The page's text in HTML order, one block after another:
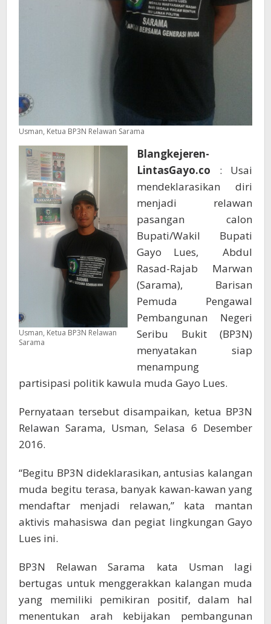
Usman, Ketua BP3N Relawan Sarama
Usman, Ketua BP3N Relawan
Sarama
Blangkejeren-
LintasGayo.co : Usai
mendeklarasikan diri
menjadi relawan
pasangan calon
Bupati/Wakil Bupati
Gayo Lues, Abdul
Rasad-Rajab Marwan
(Sarama), Barisan
Pemuda Pengawal
Pembangunan Negeri
Seribu Bukit (BP3N)
menyatakan siap
menampung
partisipasi politik kawula muda Gayo Lues.
Pernyataan tersebut disampaikan, ketua BP3N
Relawan Sarama, Usman, Selasa 6 Desember
2016.
“Begitu BP3N dideklarasikan, antusias kalangan
muda begitu terasa, banyak kawan-kawan yang
mendaftar menjadi relawan,” kata mantan
aktivis mahasiswa dan pegiat lingkungan Gayo
Lues ini.
BP3N Relawan Sarama kata Usman lagi
bertugas untuk menggerakkan kalangan muda
yang memiliki pemikiran positif, dalam hal
menentukan arah kebijakan pembangunan